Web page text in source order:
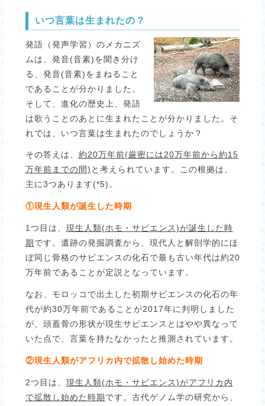
いつ言葉は生まれたの？
発語（発声学習）のメカニズ
ムは、発音(音素)を聞き分け
る、発音(音素)をまねること
であることが分かりました。
そして、進化の歴史上、発語
は歌うことのあとに生まれたことが分かりました。そ
れでは、いつ言葉は生まれたのでしょうか？
その答えは、 約20万年前(厳密には20万年前から約15
万年前までの間) と考えられています。この根拠は、
主に3つあります(*5)。
①現生人類が誕生した時期
1つ目は、 現生人類(ホモ・サピエンス)が誕生した時
期です。遺跡の発掘調査から、現代人と解剖学的にほ
ぼ同じ骨格のサピエンスの化石で最も古い年代は約20
万年前であることが定説となっています。
なお、モロッコで出土した初期サピエンスの化石の年
代が約30万年前であることが2017年に判明しました
が、頭蓋骨の形状が現生サピエンスとはやや異なって
いた点で、言葉を持たなかったと推測されています。
②現生人類がアフリカ内で拡散し始めた時期
2つ目は、 現生人類(ホモ・サピエンス)がアフリカ内
で拡散し始めた時期です。古代ゲノム学の研究から、